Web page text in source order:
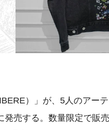
）」が、5人のアー
売する。数量限定で販